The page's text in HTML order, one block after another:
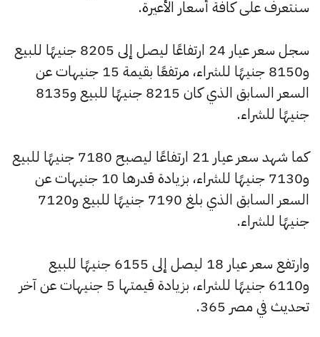
سنتعرف على كافة أسعار الأعيرة.
سجل سعر عيار 24 ارتفاعًا ليصل إلى 8205 جنيهًا للبيع
و8150 جنيهًا للشراء، مرتفعًا بقيمة 15 جنيهات عن
السعر السابق الذي كان 8215 جنيهًا للبيع و8135
جنيهًا للشراء.
كما شهد سعر عيار 21 ارتفاعًا ليصبح 7180 جنيهًا للبيع
و7130 جنيهًا للشراء، بزيادة قدرها 10 جنيهات عن
السعر السابق الذي بلغ 7190 جنيهًا للبيع و7120
جنيهًا للشراء.
وارتفع سعر عيار 18 ليصل إلى 6155 جنيهًا للبيع
و6110 جنيهًا للشراء، بزيادة قيمتها 5 جنيهات عن آخر
تحديث في مصر 365.